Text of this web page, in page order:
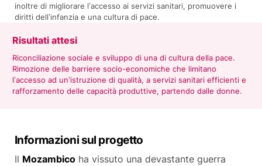
inoltre di migliorare l’accesso ai servizi sanitari, promuovere i
diritti dell’infanzia e una cultura di pace.
Risultati attesi
Riconciliazione sociale e sviluppo di una di cultura della pace.
Rimozione delle barriere socio-economiche che limitano
l’accesso ad un’istruzione di qualità, a servizi sanitari efficienti e
rafforzamento delle capacità produttive, partendo dalle donne.
Informazioni sul progetto
Il Mozambicoha vissuto una devastante guerra